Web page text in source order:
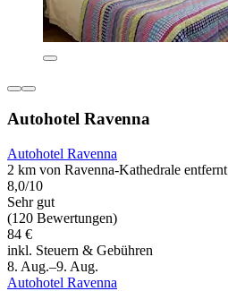
Autohotel Ravenna
Autohotel Ravenna
2 km von Ravenna-Kathedrale entfernt
8,0/10
Sehr gut
(120 Bewertungen)
84 €
inkl. Steuern & Gebühren
8. Aug.–9. Aug.
Autohotel Ravenna